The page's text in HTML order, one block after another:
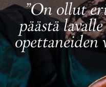
"On ollut
päästä
opettaneiden